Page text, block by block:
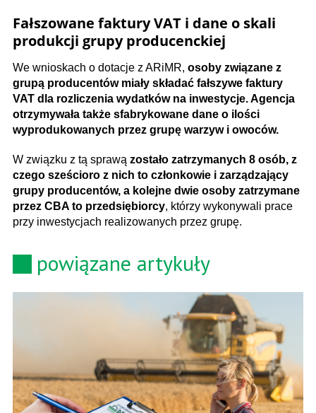
Fałszowane faktury VAT i dane o skali
produkcji grupy producenckiej
We wnioskach o dotacje z ARiMR, osoby związane z
grupą producentów miały składać fałszywe faktury
VAT dla rozliczenia wydatków na inwestycje. Agencja
otrzymywała także sfabrykowane dane o ilości
wyprodukowanych przez grupę warzyw i owoców.
W związku z tą sprawą zostało zatrzymanych 8 osób, z
czego sześcioro z nich to członkowie i zarządzający
grupy producentów, a kolejne dwie osoby zatrzymane
przez CBA to przedsiębiorcy, którzy wykonywali prace
przy inwestycjach realizowanych przez grupę.
powiązane artykuły